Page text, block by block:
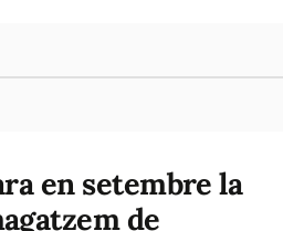
en setembre la
de